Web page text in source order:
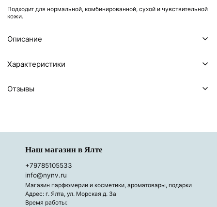
Подходит для нормальной, комбинированной, сухой и чувствительной
кожи.
Описание
Характеристики
Отзывы
Наш магазин в Ялте
+79785105533
info@nynv.ru
Магазин парфюмерии и косметики, ароматовары, подарки
Адрес: г. Ялта, ул. Морская д. 3а
Время работы: